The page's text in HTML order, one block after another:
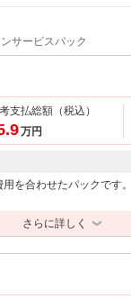
サービスパック
支払総額 （税込）
万円
を合わせたパックです。
さらに詳しく